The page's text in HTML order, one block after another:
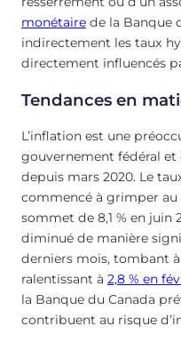
monétaire de la Banque
indirectement les taux
directement influencés
Tendances en
L’inflation est une
gouvernement fédéral et
depuis mars 2020. Le
commencé à grimper
sommet de 8,1 % en juin
diminué de manière
derniers mois, tombant à
ralentissant à 2,8 % en
la Banque du Canada
contribuent au risque